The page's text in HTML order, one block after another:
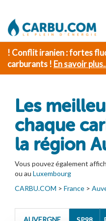
! Conflit iranien : fortes
carburants ! En savoir
Les
chaque
la région
Vous pouvez également
ou au Luxembourg
CARBU.COM > France >